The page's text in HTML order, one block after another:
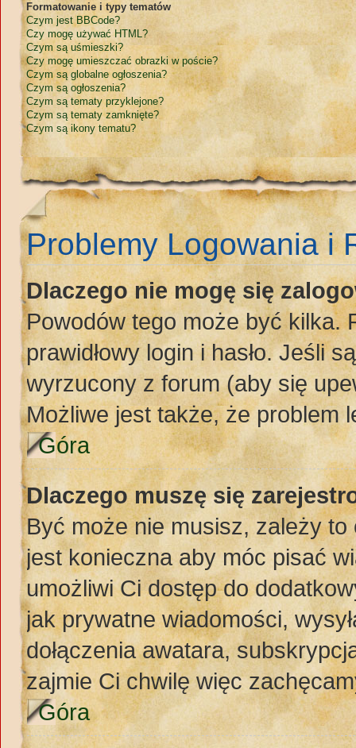
Formatowanie i typy tematów
Czym jest BBCode?
Czy mogę używać HTML?
Czym są uśmieszki?
Czy mogę umieszczać obrazki w poście?
Czym są globalne ogłoszenia?
Czym są ogłoszenia?
Czym są tematy przyklejone?
Czym są tematy zamknięte?
Czym są ikony tematu?
Problemy Logowania i
Dlaczego nie mogę się
Powodów tego może być kilka.
prawidłowy login i hasło. Jeśli
wyrzucony z forum (aby się
Możliwe jest także, że problem
Góra
Dlaczego muszę się
Być może nie musisz, zależy
jest konieczna aby móc pisać
umożliwi Ci dostęp do
jak prywatne wiadomości,
dołączenia awatara,
zajmie Ci chwilę więc
Góra